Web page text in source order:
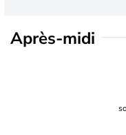
Après-midi